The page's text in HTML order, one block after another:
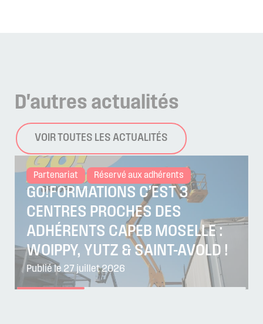
D'autres actualités
VOIR TOUTES LES ACTUALITÉS
Partenariat Réservé aux adhérents
GO!FORMATIONS C’EST 3
CENTRES PROCHES DES
ADHÉRENTS CAPEB MOSELLE :
WOIPPY, YUTZ & SAINT-AVOLD !
Publié le 27 juillet 2026